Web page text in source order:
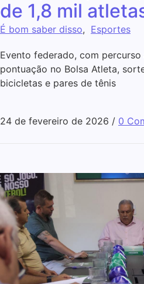
de 1,8 mil
É bom saber disso, Esportes
Evento federado, com
pontuação no Bolsa Atleta,
bicicletas e pares de tênis
24 de fevereiro de 2026 / 0